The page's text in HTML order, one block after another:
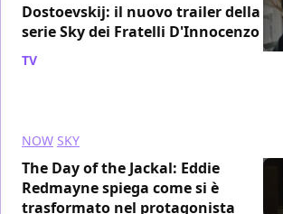
Dostoevskij: il nuovo trailer della
serie Sky dei Fratelli D'Innocenzo
TV
NOW SKY
The Day of the Jackal: Eddie
Redmayne spiega come si è
trasformato nel protagonista